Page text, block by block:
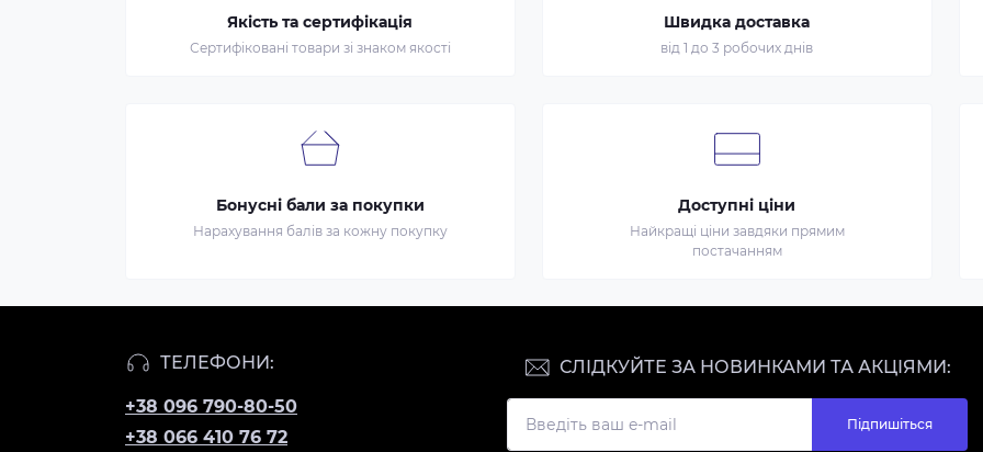
Якість та сертифікація
Сертифіковані товари зі знаком якості
Швидка доставка
від 1 до 3 робочих днів
Бонусні бали за покупки
Нарахування балів за кожну покупку
Доступні ціни
Найкращі ціни завдяки прямим
постачанням
ТЕЛЕФОНИ:
+38 096 790-80-50
+38 066 410 76 72
СЛІДКУЙТЕ ЗА НОВИНКАМИ ТА АКЦІЯМИ:
Підпишіться